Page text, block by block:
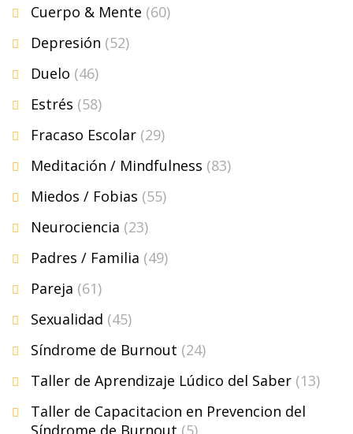
Cuerpo & Mente (60)
Depresión (52)
Duelo (46)
Estrés (58)
Fracaso Escolar (29)
Meditación / Mindfulness (83)
Miedos / Fobias (55)
Neurociencia (23)
Padres / Familia (49)
Pareja (61)
Sexualidad (45)
Síndrome de Burnout (24)
Taller de Aprendizaje Lúdico del Saber (13)
Taller de Capacitacion en Prevencion del
Síndrome de Burnout (5)